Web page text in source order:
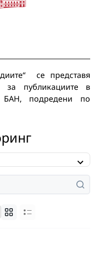
се представя
за публикациите в
БАН, подредени по